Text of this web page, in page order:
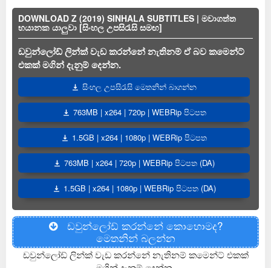
DOWNLOAD Z (2019) SINHALA SUBTITLES | මවාගත්ත
භයානක යාලුවා [සිංහල උපසිරැසි සමඟ]
ඩවුන්ලෝඩ් ලින්ක් වැඩ කරන්නේ නැතිනම් ඒ බව කමෙන්ට්
එකක් මගින් දැනුම් දෙන්න.
සිංහල උපසිරැසි මෙතනින් බාගන්න
763MB | x264 | 720p | WEBRip පිටපත
1.5GB | x264 | 1080p | WEBRip පිටපත
763MB | x264 | 720p | WEBRip පිටපත (DA)
1.5GB | x264 | 1080p | WEBRip පිටපත (DA)
ඩවුන්ලෝඩ් කරන්නේ කොහොමද?
මෙතනින් බලන්න
ඩවුන්ලෝඩ් ලින්ක් වැඩ කරන්නේ නැතිනම් කමෙන්ට් එකක්